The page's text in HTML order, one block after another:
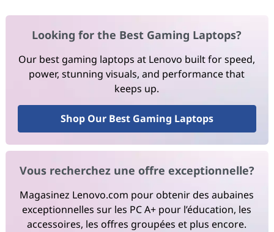
Looking for the Best Gaming Laptops?
Our best gaming laptops at Lenovo built for speed,
power, stunning visuals, and performance that
keeps up.
Shop Our Best Gaming Laptops
Vous recherchez une offre exceptionnelle?
Magasinez Lenovo.com pour obtenir des aubaines
exceptionnelles sur les PC A+ pour l’éducation, les
accessoires, les offres groupées et plus encore.